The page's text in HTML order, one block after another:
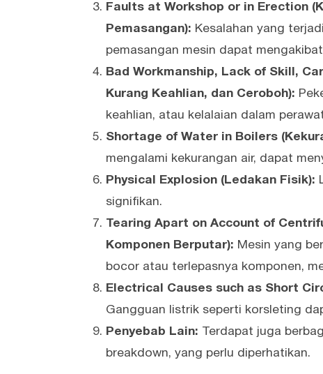
Faults at Workshop or in Erection
Pemasangan): Kesalahan yang
pemasangan mesin dapat
Bad Workmanship, Lack of Skill,
Kurang Keahlian, dan Ceroboh):
keahlian, atau kelalaian dalam
Shortage of Water in Boilers
mengalami kekurangan air, dapat
Physical Explosion (Ledakan Fisik):
signifikan.
Tearing Apart on Account of
Komponen Berputar): Mesin yang
bocor atau terlepasnya komponen,
Electrical Causes such as Short
Gangguan listrik seperti korsleting
Penyebab Lain: Terdapat juga
breakdown, yang perlu diperhatikan.